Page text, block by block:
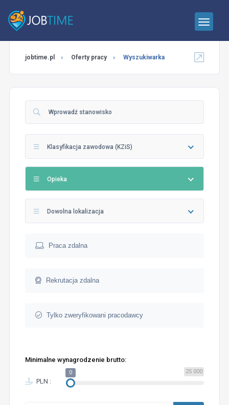
jobtime.pl Oferty pracy Wyszukiwarka
Klasyfikacja zawodowa (KZiS)
Opieka
Dowolna lokalizacja
Praca zdalna
Rekrutacja zdalna
Tylko zweryfikowani pracodawcy
Minimalne wynagrodzenie brutto:
PLN :
25 000
0